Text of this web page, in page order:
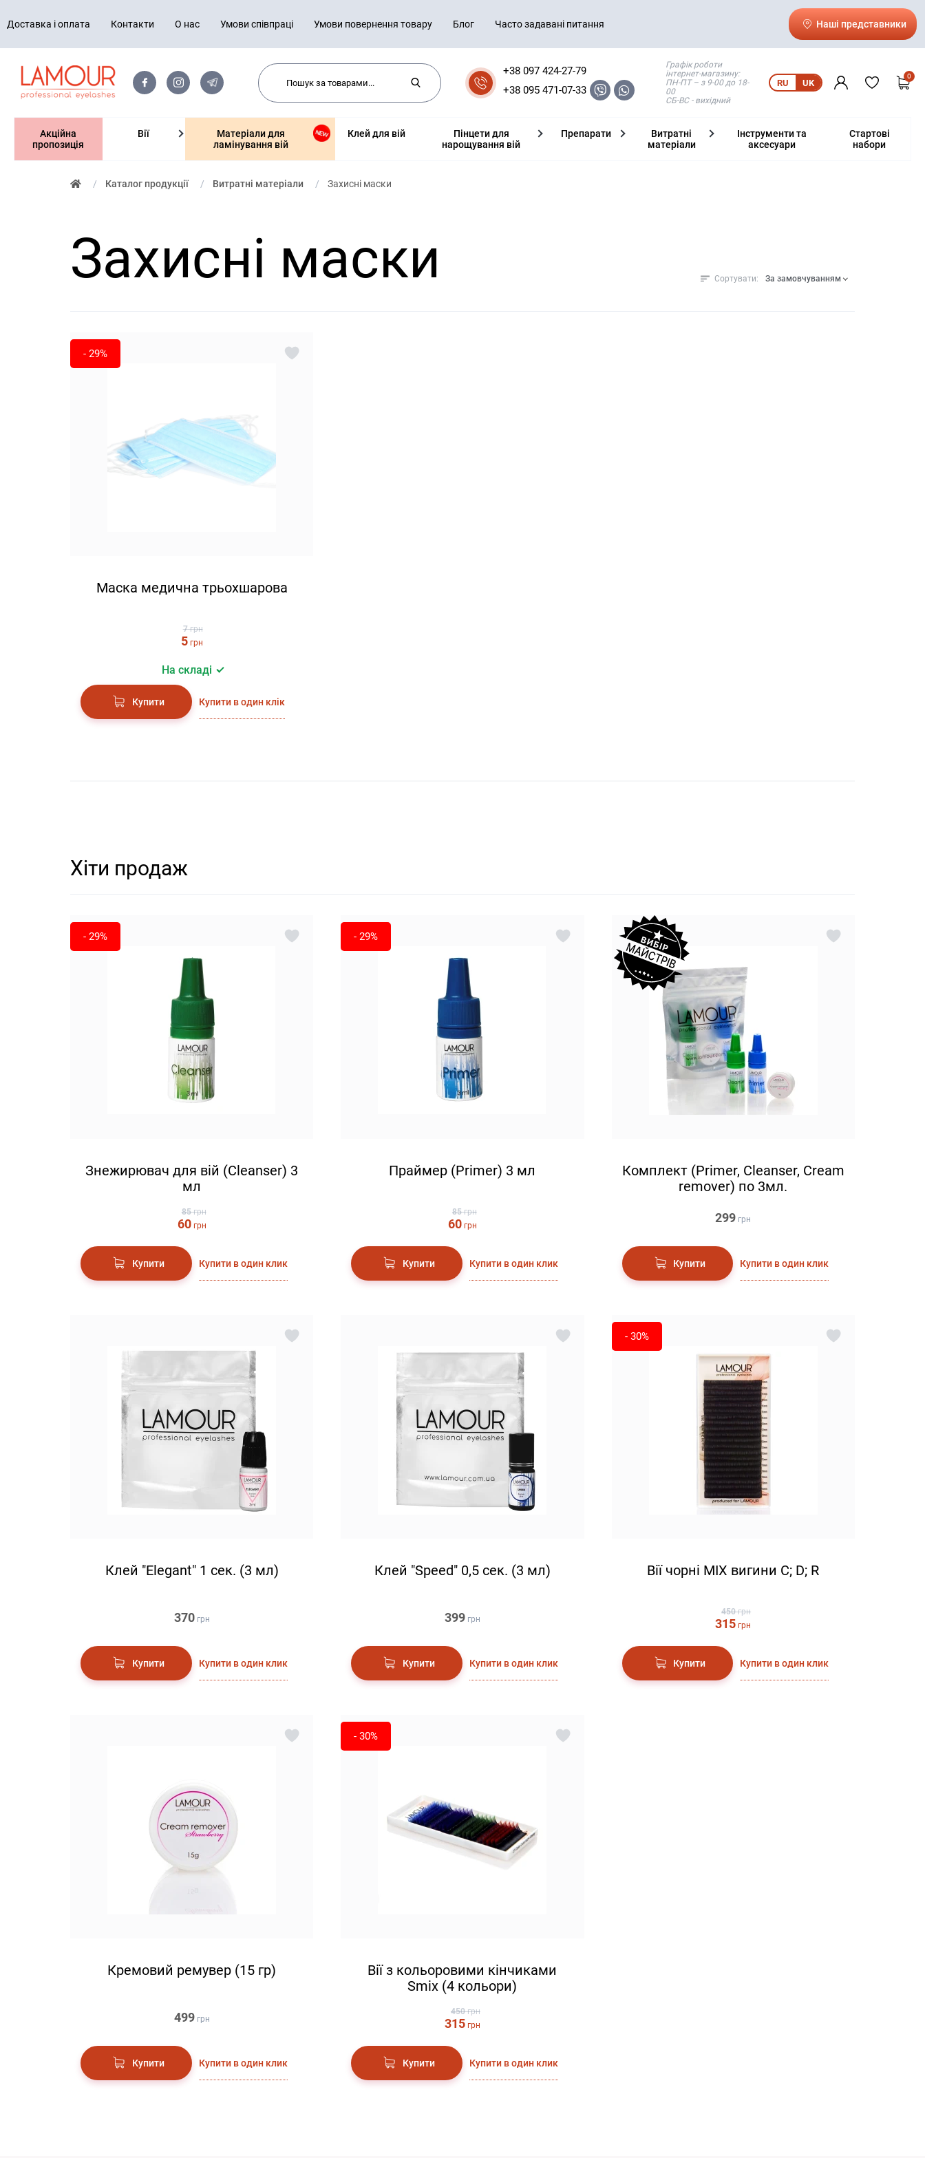
Доставка і оплата Контакти О нас Умови співпраці Умови повернення товару Блог Часто задавані питання Наші представники
+38 097 424-27-79
+38 095 471-07-33
Графік роботи
інтернет-магазину:
ПН-ПТ – з 9-00 до 18-
00
СБ-ВС - вихідний
RU UK
0
Акційна
пропозиція
Вії
Матеріали для
ламінування вій
Клей для вій
Пінцети для
нарощування вій
Препарати
Витратні
матеріали
Інструменти та
аксесуари
Стартові
набори
Каталог продукції Витратні матеріали Захисні маски
Захисні маски Сортувати: За замовчуванням
- 29%
Маска медична трьохшарова
7грн
5грн
На складі
Купити Купити в один клік
Хіти продаж
- 29%
Знежирювач для вій (Cleanser) 3
мл
85грн
60грн
Купити Купити в один клик
- 29%
Праймер (Primer) 3 мл
85грн
60грн
Купити Купити в один клик
Комплект (Primer, Cleanser, Cream
remover) по 3мл.
299 грн
Купити Купити в один клик
Клей "Elegant" 1 сек. (3 мл)
370грн
Купити Купити в один клик
Клей "Speed" 0,5 сек. (3 мл)
399грн
Купити Купити в один клик
- 30%
Вії чорні MIX вигини C; D; R
450грн
315 грн
Купити Купити в один клик
Кремовий ремувер (15 гр)
499грн
Купити Купити в один клик
- 30%
Вії з кольоровими кінчиками
Smix (4 кольори)
450грн
315грн
Купити Купити в один клик